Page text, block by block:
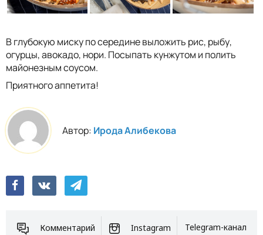
В глубокую миску по середине выложить рис, рыбу,
огурцы, авокадо, нори. Посыпать кунжутом и полить
майонезным соусом.
Приятного аппетита!
Автор: Ирода Алибекова
Комментарий Instagram Telegram-канал